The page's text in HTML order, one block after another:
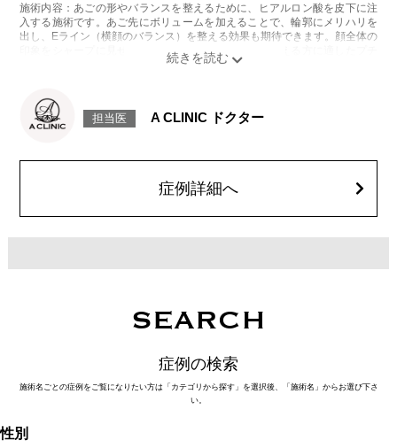
施術内容：あごの形やバランスを整えるために、ヒアルロン酸を皮下に注
入する施術です。あご先にボリュームを加えることで、輪郭にメリハリを
出し、Eライン（横顔のバランス）を整える効果も期待できます。顔全体の
印象をシャープに見せたい方や、あごが引っ込んで見える方に適したプチ
生じることがありますが、通常は数日〜1週間程度で徐々に軽快します。ま
た、稀にアレルギー反応、細菌感染、血管閉塞、しこり（硬化）や小さな
費用：
レスチレンリフト※横浜院限定 76,800円(税込)
クレヴィエルコントア 109,800円(税込)
ボリューマ 131,800円(税込)
細くする効果やフェイスラインのもたつきを改善する効果がございます。
リスク、副作用：腫れ、赤み、内出血、痛み、突っ張り感などが生じるこ
とがございます。また、稀にアレルギー、細菌感染症などが生じることが
ようお願いします。
担当医 A CLINIC ドクター
症例詳細へ
SEARCH
症例の検索
施術名ごとの症例をご覧になりたい方は「カテゴリから探す」を選択後、「施術名」からお選び下さ
い。
性別